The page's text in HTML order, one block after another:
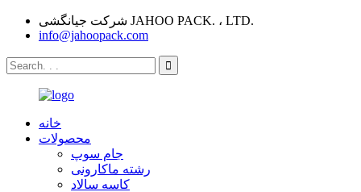
شرکت جیانگشی JAHOO PACK. ، LTD.
info@jahoopack.com
خانه
محصولات
جام سوپ
رشته ماکارونی
کاسه سالاد